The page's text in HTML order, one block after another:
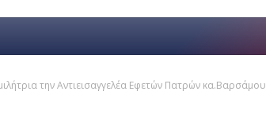
την Αντιεισαγγελέα Εφετών Πατρών κα.Βαρσάμου